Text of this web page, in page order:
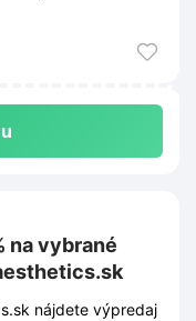
chcete využiť
podmienky sú
na vybrané
nájdete výpredaj